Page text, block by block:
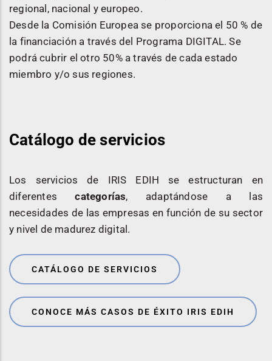
regional, nacional y europeo.
Desde la Comisión Europea se proporciona el 50 % de
la financiación a través del Programa DIGITAL. Se
podrá cubrir el otro 50% a través de cada estado
miembro y/o sus regiones.
Catálogo de servicios
Los servicios de IRIS EDIH se estructuran en
diferentescategorías, adaptándose a las
necesidades de las empresas en función de su sector
y nivel de madurez digital.
CATÁLOGO DE SERVICIOS
CONOCE MÁS CASOS DE ÉXITO IRIS EDIH